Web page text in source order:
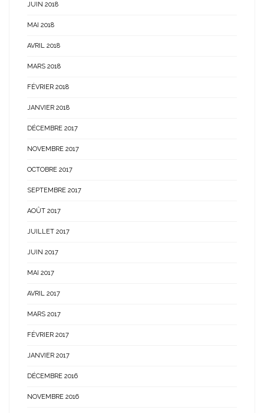
JUIN 2018
MAI 2018
AVRIL 2018
MARS 2018
FÉVRIER 2018
JANVIER 2018
DÉCEMBRE 2017
NOVEMBRE 2017
OCTOBRE 2017
SEPTEMBRE 2017
AOÛT 2017
JUILLET 2017
JUIN 2017
MAI 2017
AVRIL 2017
MARS 2017
FÉVRIER 2017
JANVIER 2017
DÉCEMBRE 2016
NOVEMBRE 2016